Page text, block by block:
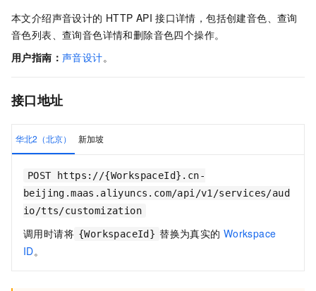
本文介绍声音设计的 HTTP API 接口详情，包括创建音色、查询
音色列表、查询音色详情和删除音色四个操作。
用户指南： 声音设计。
接口地址
华北2（北京） 新加坡
POST https://{WorkspaceId}.cn-
beijing.maas.aliyuncs.com/api/v1/services/aud
io/tts/customization
调用时请将 {WorkspaceId} 替换为真实的 Workspace
ID。